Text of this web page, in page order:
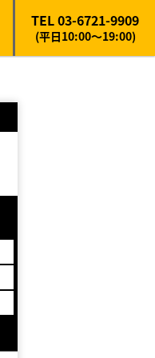
TEL 03-6721-9909
(平日10:00～19:00)